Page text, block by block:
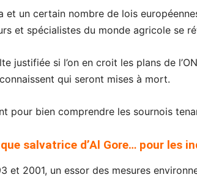
et un certain nombre de lois
et spécialistes du monde agricole se
justifiée si l’on en croit les plans de
qui seront mises à mort.
pour bien comprendre les sournois
salvatrice d’Al Gore… pour les
et 2001, un essor des mesures